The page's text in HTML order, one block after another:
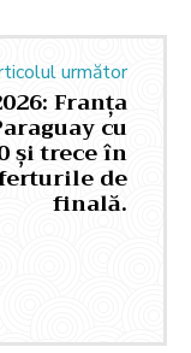
următor
Franța
cu
și trece în
de
finală.